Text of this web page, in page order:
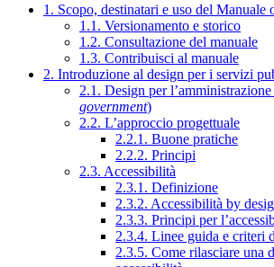
1. Scopo, destinatari e uso del Manuale
1.1. Versionamento e storico
1.2. Consultazione del manuale
1.3. Contribuisci al manuale
2. Introduzione al design per i servizi
2.1. Design per
government)
2.2. L’approccio progettuale
2.2.1. Buone pratiche
2.2.2. Principi
2.3. Accessibilità
2.3.1. Definizione
2.3.2. Accessibilità by
2.3.3. Principi per
2.3.4. Linee guida e criteri
2.3.5. Come rilasciare una